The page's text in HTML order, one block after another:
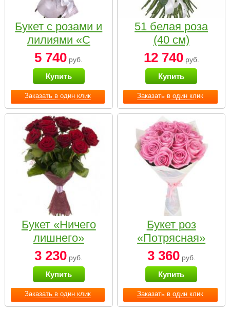
Заказать в один клик
Букет с розами и
лилиями «С
наилучшими
пожеланиями»
5 740 руб.
Купить
Заказать в один клик
51 белая роза
(40 см)
12 740руб.
Купить
Заказать в один клик
Букет «Ничего
лишнего»
3 230 руб.
Купить
Заказать в один клик
Букет роз
«Потрясная»
3 360руб.
Купить